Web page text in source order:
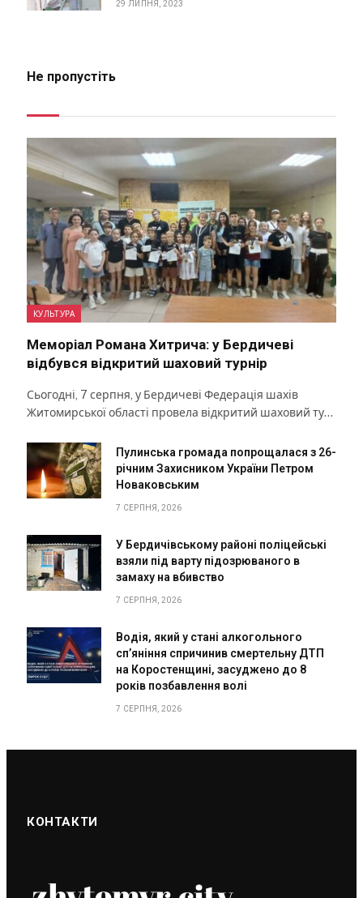
29 ЛИПНЯ, 2023
Не пропустіть
КУЛЬТУРА
Меморіал Романа Хитрича: у Бердичеві
відбувся відкритий шаховий турнір
Сьогодні, 7 серпня, у Бердичеві Федерація шахів
Житомирської області провела відкритий шаховий ту…
Пулинська громада попрощалася з 26-
річним Захисником України Петром
Новаковським
7 СЕРПНЯ, 2026
У Бердичівському районі поліцейські
взяли під варту підозрюваного в
замаху на вбивство
7 СЕРПНЯ, 2026
Водія, який у стані алкогольного
сп’яніння спричинив смертельну ДТП
на Коростенщині, засуджено до 8
років позбавлення волі
7 СЕРПНЯ, 2026
КОНТАКТИ